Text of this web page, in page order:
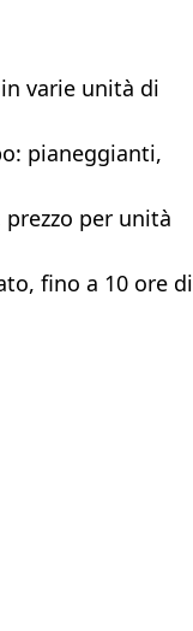
varie unità di
pianeggianti,
per unità
fino a 10 ore di